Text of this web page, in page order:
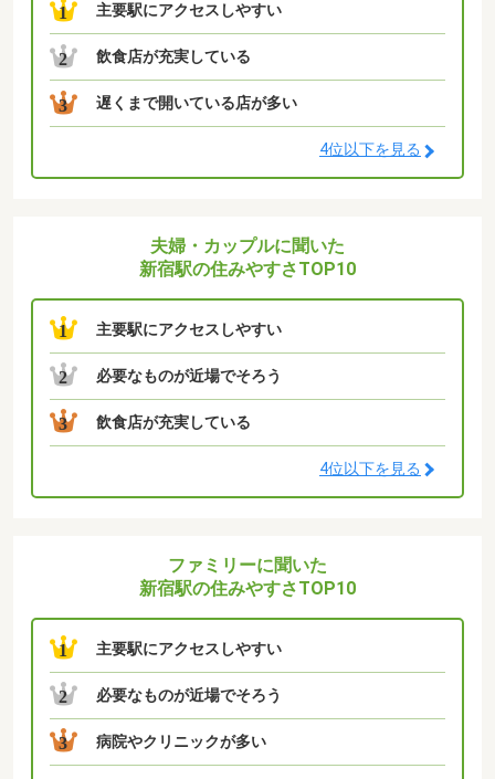
1 主要駅にアクセスしやすい
2 飲食店が充実している
3 遅くまで開いている店が多い
4位以下を見る
夫婦・カップルに聞いた
新宿駅の住みやすさTOP10
1 主要駅にアクセスしやすい
2 必要なものが近場でそろう
3 飲食店が充実している
4位以下を見る
ファミリーに聞いた
新宿駅の住みやすさTOP10
1 主要駅にアクセスしやすい
2 必要なものが近場でそろう
3 病院やクリニックが多い